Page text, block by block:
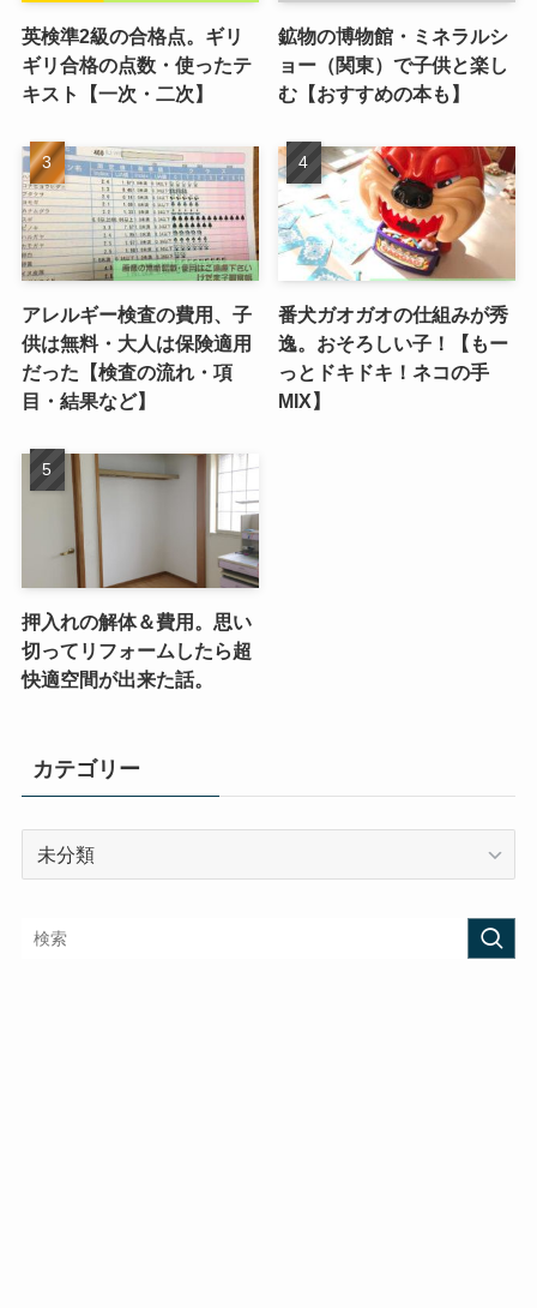
英検準2級の合格点。ギリ
ギリ合格の点数・使ったテ
キスト【一次・二次】
鉱物の博物館・ミネラルシ
ョー（関東）で子供と楽し
む【おすすめの本も】
アレルギー検査の費用、子
供は無料・大人は保険適用
だった【検査の流れ・項
目・結果など】
番犬ガオガオの仕組みが秀
逸。おそろしい子！【もー
っとドキドキ！ネコの手
MIX】
押入れの解体＆費用。思い
切ってリフォームしたら超
快適空間が出来た話。
カテゴリー